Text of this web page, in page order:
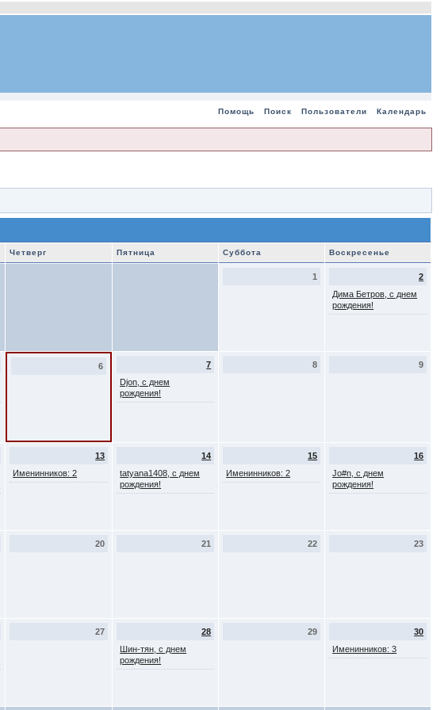
Помощь Поиск Пользователи Календарь
Четверг Пятница Суббота Воскресенье
1
2
Дима Бетров, с днем
рождения!
6
7
Djon, с днем
рождения!
8 9
13
Именинников: 2
14
tatyana1408, с днем
рождения!
15
Именинников: 2
16
Jo#n, с днем
рождения!
20 21 22 23
27
28
Шин-тян, с днем
рождения!
29
30
Именинников: 3